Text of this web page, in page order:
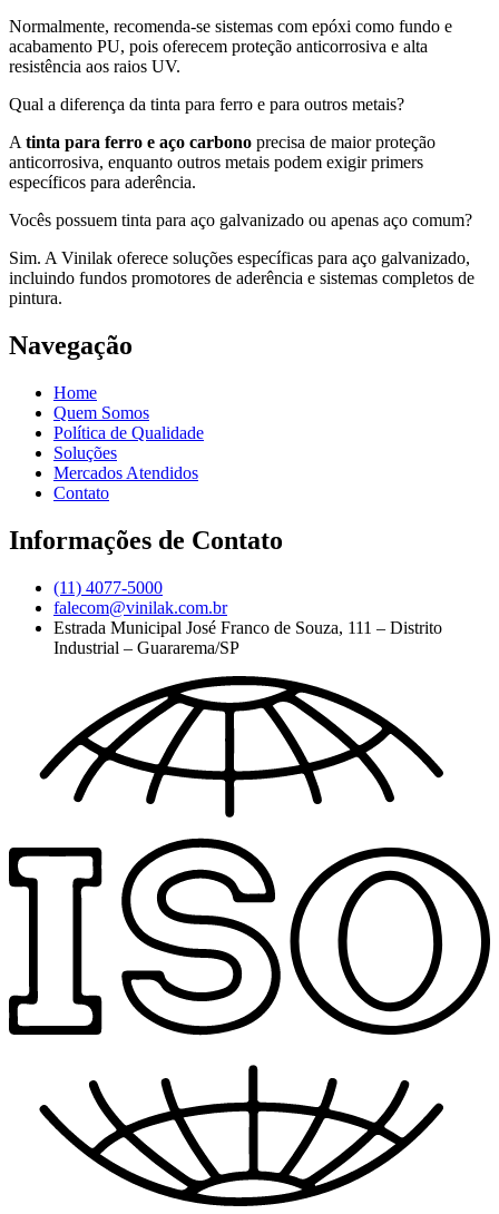
Normalmente, recomenda-se sistemas com epóxi como fundo e
acabamento PU, pois oferecem proteção anticorrosiva e alta
resistência aos raios UV.
Qual a diferença da tinta para ferro e para outros metais?
A tinta para ferro e aço carbono precisa de maior proteção
anticorrosiva, enquanto outros metais podem exigir primers
específicos para aderência.
Vocês possuem tinta para aço galvanizado ou apenas aço comum?
Sim. A Vinilak oferece soluções específicas para aço galvanizado,
incluindo fundos promotores de aderência e sistemas completos de
pintura.
Navegação
Home
Quem Somos
Política de Qualidade
Soluções
Mercados Atendidos
Contato
Informações de Contato
(11) 4077-5000
falecom@vinilak.com.br
Estrada Municipal José Franco de Souza, 111 – Distrito
Industrial – Guararema/SP